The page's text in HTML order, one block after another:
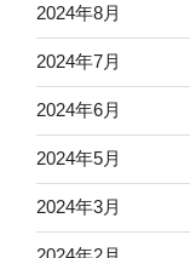
2024年8月
2024年7月
2024年6月
2024年5月
2024年3月